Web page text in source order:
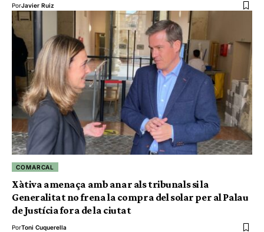
PorJavier Ruiz
COMARCAL
Xàtiva amenaça amb anar als tribunals si la
Generalitat no frena la compra del solar per al Palau
de Justícia fora de la ciutat
PorToni Cuquerella